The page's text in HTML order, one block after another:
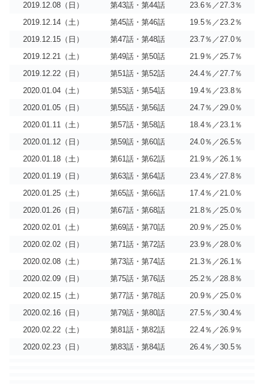
2019.12.08（日）
第43話・第44話
23.6％／27.3％
2019.12.14（土）
第45話・第46話
19.5％／23.2％
2019.12.15（日）
第47話・第48話
23.7％／27.0％
2019.12.21（土）
第49話・第50話
21.9％／25.7％
2019.12.22（日）
第51話・第52話
24.4％／27.7％
2020.01.04（土）
第53話・第54話
19.4％／23.8％
2020.01.05（日）
第55話・第56話
24.7％／29.0％
2020.01.11（土）
第57話・第58話
18.4％／23.1％
2020.01.12（日）
第59話・第60話
24.0％／26.5％
2020.01.18（土）
第61話・第62話
21.9％／26.1％
2020.01.19（日）
第63話・第64話
23.4％／27.8％
2020.01.25（土）
第65話・第66話
17.4％／21.0％
2020.01.26（日）
第67話・第68話
21.8％／25.0％
2020.02.01（土）
第69話・第70話
20.9％／25.0％
2020.02.02（日）
第71話・第72話
23.9％／28.0％
2020.02.08（土）
第73話・第74話
21.3％／26.1％
2020.02.09（日）
第75話・第76話
25.2％／28.8％
2020.02.15（土）
第77話・第78話
20.9％／25.0％
2020.02.16（日）
第79話・第80話
27.5％／30.4％
2020.02.22（土）
第81話・第82話
22.4％／26.9％
2020.02.23（日）
第83話・第84話 26.4％／30.5％